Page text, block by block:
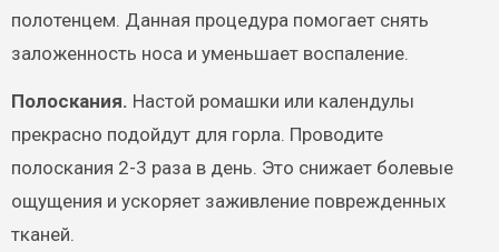
полотенцем. Данная процедура помогает снять
заложенность носа и уменьшает воспаление.
Полоскания. Настой ромашки или календулы
прекрасно подойдут для горла. Проводите
полоскания 2-3 раза в день. Это снижает болевые
ощущения и ускоряет заживление поврежденных
тканей.